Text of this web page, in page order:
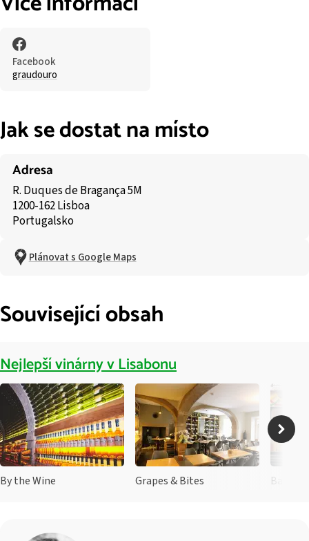
Facebook
graudouro
Jak se dostat na místo
Adresa
R. Duques de Bragança 5M
1200-162 Lisboa
Portugalsko
Plánovat s Google Maps
Související obsah
Nejlepší vinárny v Lisabonu
By the Wine Grapes & Bites